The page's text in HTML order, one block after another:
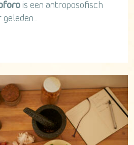
is een antroposofisch